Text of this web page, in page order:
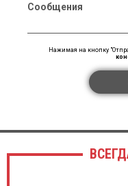
Сообщения
Нажимая на кнопку